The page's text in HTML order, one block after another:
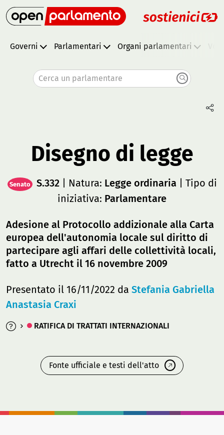
Governi Parlamentari Organi parlamentari
Cerca un parlamentare
Disegno di legge
Senato S.332| Natura: Legge ordinaria | Tipo di
iniziativa: Parlamentare
Adesione al Protocollo addizionale alla Carta
europea dell'autonomia locale sul diritto di
partecipare agli affari delle collettività locali,
fatto a Utrecht il 16 novembre 2009
Presentato il 16/11/2022 da Stefania Gabriella
Anastasia Craxi
RATIFICA DI TRATTATI INTERNAZIONALI
Fonte ufficiale e testi dell'atto